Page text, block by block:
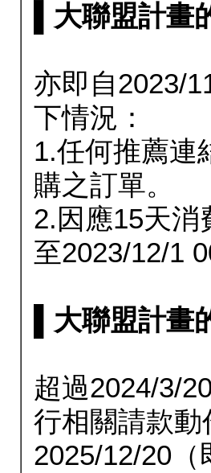
▌大聯盟計畫
亦即自2023/
下情況：
1.任何推薦連
購之訂單。
2.因應15天消
至2023/12/1
▌大聯盟計
超過2024/3/
行相關請款
2025/12/20